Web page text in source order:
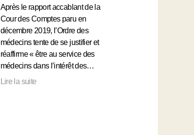
Après le rapport accablant de la
Cour des Comptes paru en
décembre 2019, l’Ordre des
médecins tente de se justifier et
réaffirme « être au service des
médecins dans l’intérêt des…
Lire la suite